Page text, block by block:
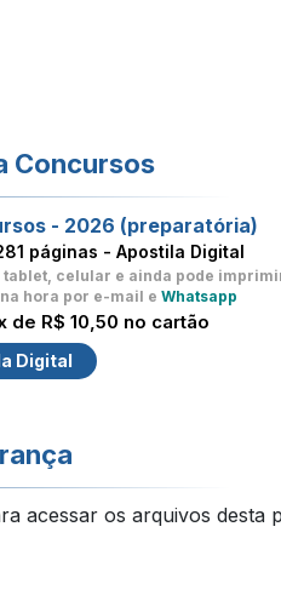
Concursos
- 2026 (preparatória)
páginas - Apostila Digital
tablet, celular e ainda pode
hora por e-mail e Whatsapp
de R$ 10,50 no cartão
Digital
acessar os arquivos desta